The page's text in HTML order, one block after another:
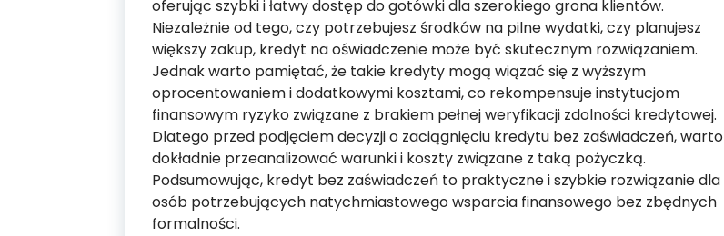
oferując szybki i łatwy dostęp do gotówki dla szerokiego grona klientów.
Niezależnie od tego, czy potrzebujesz środków na pilne wydatki, czy planujesz
większy zakup, kredyt na oświadczenie może być skutecznym rozwiązaniem.
Jednak warto pamiętać, że takie kredyty mogą wiązać się z wyższym
oprocentowaniem i dodatkowymi kosztami, co rekompensuje instytucjom
finansowym ryzyko związane z brakiem pełnej weryfikacji zdolności kredytowej.
Dlatego przed podjęciem decyzji o zaciągnięciu kredytu bez zaświadczeń, warto
dokładnie przeanalizować warunki i koszty związane z taką pożyczką.
Podsumowując, kredyt bez zaświadczeń to praktyczne i szybkie rozwiązanie dla
osób potrzebujących natychmiastowego wsparcia finansowego bez zbędnych
formalności.